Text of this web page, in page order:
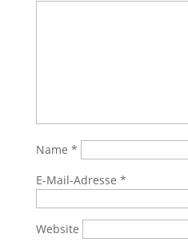
Name *
E-Mail-Adresse *
Website